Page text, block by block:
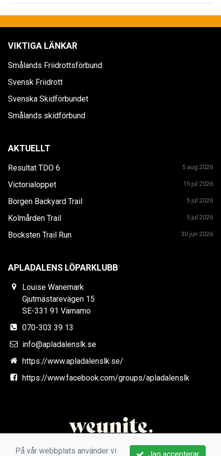
VIKTIGA LÄNKAR
Smålands Friidrottsförbund
Svensk Friidrott
Svenska Skidförbundet
Smålands skidförbund
AKTUELLT
Resultat TDO 6 5 aug 2026
Victorialoppet 15 jul 2026
Borgen Backyard Trail 5 jul 2026
Kolmården Trail 5 jul 2026
Bocksten Trail Run 30 jun 2026
APLADALENS LÖPARKLUBB
Louise Wanemark
Gjutmästarevägen 15
SE-331 91 Värnamo
070-303 39 13
info@apladalenslk.se
https://www.apladalenslk.se/
https://www.facebook.com/groups/apladalenslk
På vår webbplats använder vi